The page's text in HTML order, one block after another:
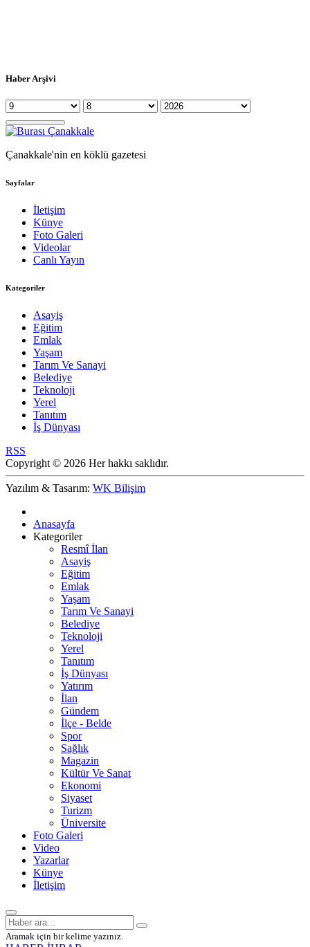
Haber Arşivi
Çanakkale'nin en köklü gazetesi
Sayfalar
İletişim
Künye
Foto Galeri
Videolar
Canlı Yayın
Kategoriler
Asayiş
Eğitim
Emlak
Yaşam
Tarım Ve Sanayi
Belediye
Teknoloji
Yerel
Tanıtım
İş Dünyası
RSS
Copyright © 2026 Her hakkı saklıdır.
Yazılım & Tasarım: WK Bilişim
Anasayfa
Kategoriler
Resmî İlan
Asayiş
Eğitim
Emlak
Yaşam
Tarım Ve Sanayi
Belediye
Teknoloji
Yerel
Tanıtım
İş Dünyası
Yatırım
İlan
Gündem
İlçe - Belde
Spor
Sağlık
Magazin
Kültür Ve Sanat
Ekonomi
Siyaset
Turizm
Üniversite
Foto Galeri
Video
Yazarlar
Künye
İletişim
Aramak için bir kelime yazınız.